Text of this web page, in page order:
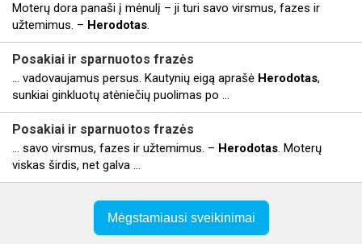
Moterų dora panaši į mėnulį – ji turi savo virsmus, fazes ir
užtemimus. – Herodotas.
Posakiai ir sparnuotos frazės
... vadovaujamus persus. Kautynių eigą aprašė Herodotas,
sunkiai ginkluotų atėniečių puolimas po ...
Posakiai ir sparnuotos frazės
... savo virsmus, fazes ir užtemimus. – Herodotas. Moterų
viskas širdis, net galva ...
Mėgstamiausi sveikinimai